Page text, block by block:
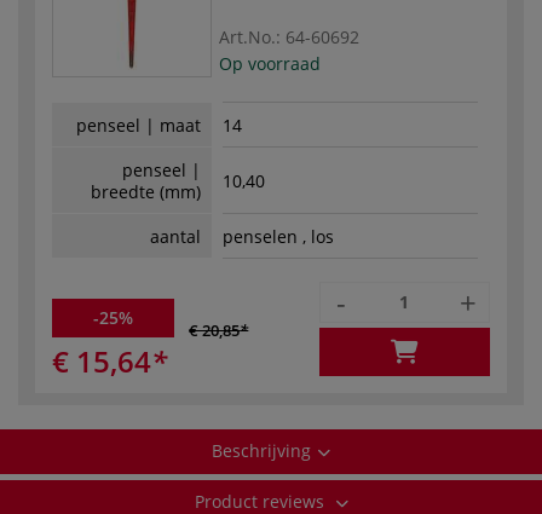
Art.No.: 64-60692
Op voorraad
penseel | maat
14
penseel |
breedte (mm)
10,40
aantal penselen , los
-25%
€ 20,85
€ 15,64
- +
Beschrijving
Product reviews